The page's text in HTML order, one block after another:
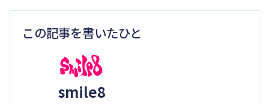
この記事を書いたひと
smile8